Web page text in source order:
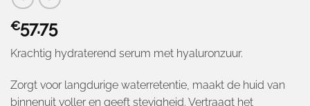
€57.75
Krachtig hydraterend serum met hyaluronzuur.
Zorgt voor langdurige waterretentie, maakt de huid van
binnenuit voller en geeft stevigheid. Vertraagt het